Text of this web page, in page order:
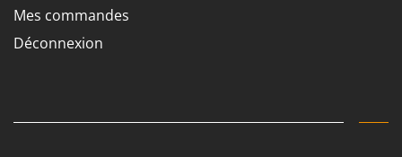
Vibroculteurs à tracteur
Macom
Macte Ovens
Marcato
Mes commandes
Déconnexion